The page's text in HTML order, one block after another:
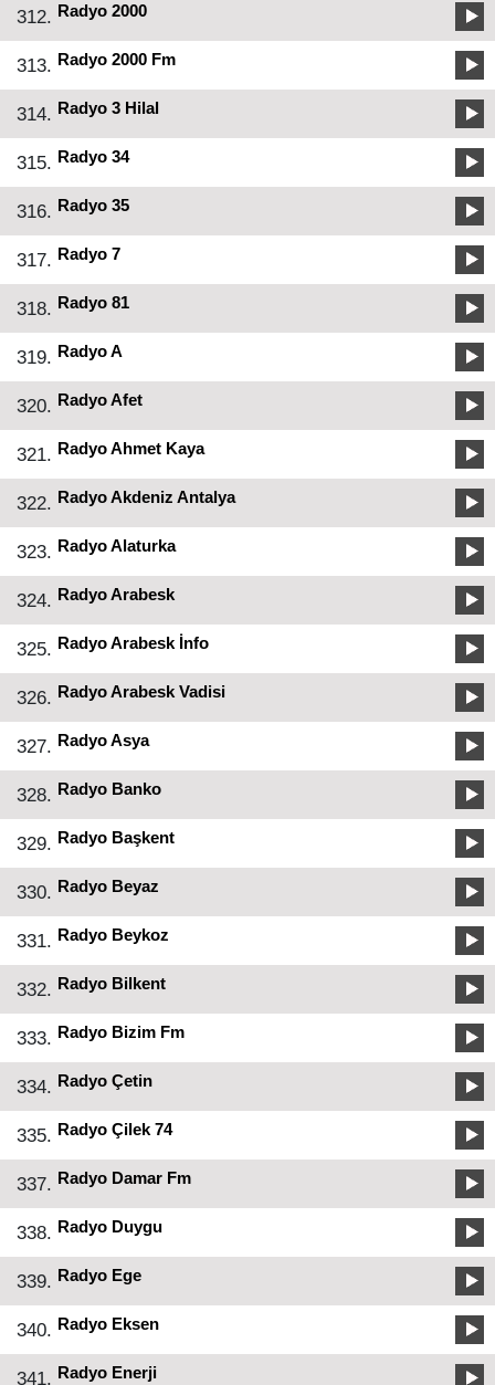
312. Radyo 2000
313. Radyo 2000 Fm
314. Radyo 3 Hilal
315. Radyo 34
316. Radyo 35
317. Radyo 7
318. Radyo 81
319. Radyo A
320. Radyo Afet
321. Radyo Ahmet Kaya
322. Radyo Akdeniz Antalya
323. Radyo Alaturka
324. Radyo Arabesk
325. Radyo Arabesk İnfo
326. Radyo Arabesk Vadisi
327. Radyo Asya
328. Radyo Banko
329. Radyo Başkent
330. Radyo Beyaz
331. Radyo Beykoz
332. Radyo Bilkent
333. Radyo Bizim Fm
334. Radyo Çetin
335. Radyo Çilek 74
337. Radyo Damar Fm
338. Radyo Duygu
339. Radyo Ege
340. Radyo Eksen
341. Radyo Enerji